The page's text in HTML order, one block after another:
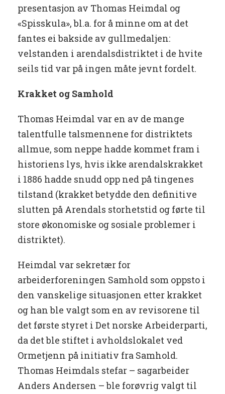
presentasjon av Thomas Heimdal og
«Spisskula», bl.a. for å minne om at det
fantes ei bakside av gullmedaljen:
velstanden i arendalsdistriktet i de hvite
seils tid var på ingen måte jevnt fordelt.
Krakket og Samhold
Thomas Heimdal var en av de mange
talentfulle talsmennene for distriktets
allmue, som neppe hadde kommet fram i
historiens lys, hvis ikke arendalskrakket
i 1886 hadde snudd opp ned på tingenes
tilstand (krakket betydde den definitive
slutten på Arendals storhetstid og førte til
store økonomiske og sosiale problemer i
distriktet).
Heimdal var sekretær for
arbeiderforeningen Samhold som oppsto i
den vanskelige situasjonen etter krakket
og han ble valgt som en av revisorene til
det første styret i Det norske Arbeiderparti,
da det ble stiftet i avholdslokalet ved
Ormetjenn på initiativ fra Samhold.
Thomas Heimdals stefar – sagarbeider
Anders Andersen – ble forøvrig valgt til